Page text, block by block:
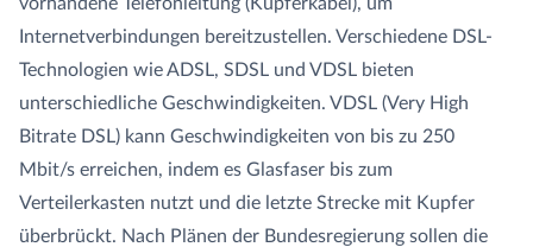
Internetverbindungen bereitzustellen. Verschiedene DSL-
Technologien wie ADSL, SDSL und VDSL bieten
unterschiedliche Geschwindigkeiten. VDSL (Very High
Bitrate DSL) kann Geschwindigkeiten von bis zu 250
Mbit/s erreichen, indem es Glasfaser bis zum
Verteilerkasten nutzt und die letzte Strecke mit Kupfer
überbrückt. Nach Plänen der Bundesregierung sollen die